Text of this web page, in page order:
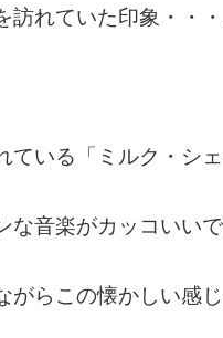
れていた印象・・・
ている「ミルク・シ
音楽がカッコいいで
らこの懐かしい感じ